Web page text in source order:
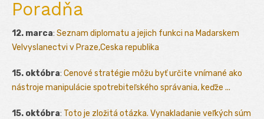
Poradňa
12. marca: Seznam diplomatu a jejich funkci na Madarskem
Velvyslanectvi v Praze,Ceska republika
15. októbra: Cenové stratégie môžu byť určite vnímané ako
nástroje manipulácie spotrebiteľského správania, keďže ...
15. októbra: Toto je zložitá otázka. Vynakladanie veľkých súm